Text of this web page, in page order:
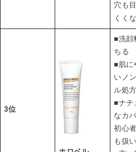
穴も
くく
3位
■洗顔
ちる
■肌に
いノ
ル処方
■ナチ
なカ
初心
も扱